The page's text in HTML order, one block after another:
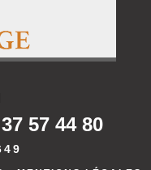
57 44 80